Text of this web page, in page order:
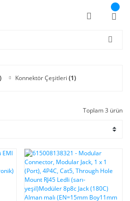
Konnektör Çeşitleri (1)
Toplam 3 ürün